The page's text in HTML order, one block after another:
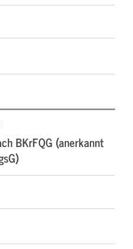
BKrFQG (anerkannt